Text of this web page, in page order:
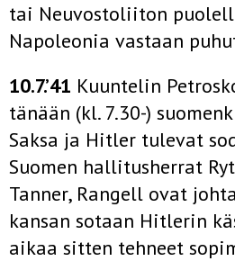
tai Neuvostoliiton
Napoleonia vastaan
10.7.’41 Kuuntelin
tänään (kl. 7.30-)
Saksa ja Hitler tulevat
Suomen hallitusherrat
Tanner, Rangell ovat
kansan sotaan Hitlerin
aikaa sitten tehneet